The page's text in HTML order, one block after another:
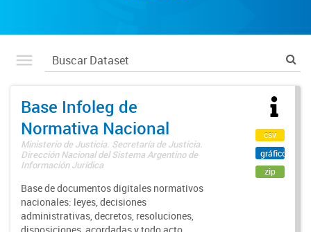
Base Infoleg de
Normativa Nacional
Ministerio de Justicia. Secretaría de Justicia.
Dirección Nacional del Sistema Argentino de
Información Jurídica
Base de documentos digitales normativos
nacionales: leyes, decisiones
administrativas, decretos, resoluciones,
csv
gráfico
zip